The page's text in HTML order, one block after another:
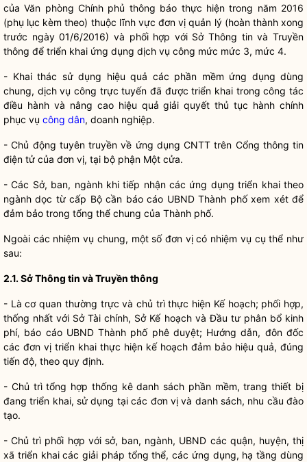
của Văn phòng Chính phủ thông báo thực hiện trong năm 2016
(phụ lục kèm theo) thuộc lĩnh vực đơn vị quản lý (hoàn thành xong
trước ngày 01/6/2016) và phối hợp với Sở Thông tin và Truyền
thông để triển khai ứng dụng dịch vụ công mức mức 3, mức 4.
- Khai thác sử dụng hiệu quả các phần mềm ứng dụng dùng
chung, dịch vụ công trực tuyến đã được triển khai trongcông tác
điều hành và nâng cao hiệu quả giải quyết thủ tục hành chính
phục vụ công dân, doanh nghiệp.
- Chủ động tuyên truyền về ứng dụng CNTT trên Cổng thông tin
điện tử của đơn vị, tại bộ phận Một cửa.
- Các Sở, ban, ngành khi tiếp nhận các ứng dụng triển khai theo
ngành dọc từ cấp Bộ cần báo cáo UBND Thành phố xem xét để
đảm bảo trong tổng thể chung của Thành phố.
Ngoài các nhiệm vụ chung, một số đơn vị có nhiệm vụ cụ thể như
sau:
2.1. Sở Thông tin và Truyền thông
- Là cơ quan thường trực và chủ trì thực hiện Kế hoạch; phối hợp,
thống nhất với Sở Tài chính, Sở Kế hoạch và Đầu tư phân bổ kinh
phí, báo cáo UBND Thành phố phê duyệt; Hướng dẫn, đôn đốc
các đơn vị triển khai thực hiện kế hoạch đảm bảo hiệu quả, đúng
tiến độ, theo quy định.
- Chủ trì tổng hợp thống kê danh sách phần mềm, trang thiết bị
đang triển khai, sử dụng tại các đơn vị và danh sách, nhu cầu đào
tạo.
- Chủ trì phối hợp với sở, ban, ngành, UBND các quận, huyện, thị
xã triển khai các giải pháp tổng thể, các ứng dụng, hạ tầng dùng